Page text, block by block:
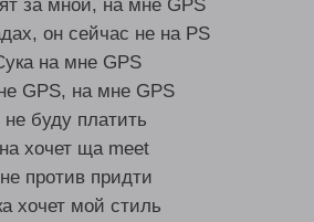
за мной, на мне GPS
он сейчас не на PS
на мне GPS
GPS, на мне GPS
буду платить
хочет ща meet
против придти
хочет мой стиль